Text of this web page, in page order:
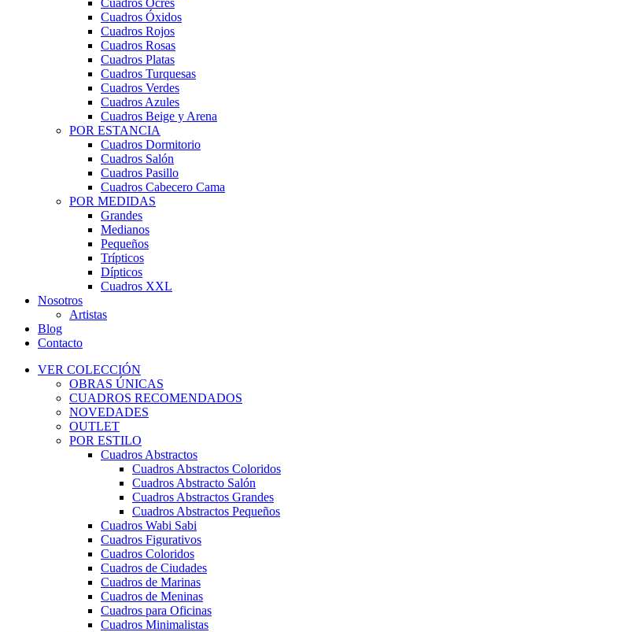
Cuadros Ocres
Cuadros Óxidos
Cuadros Rojos
Cuadros Rosas
Cuadros Platas
Cuadros Turquesas
Cuadros Verdes
Cuadros Azules
Cuadros Beige y Arena
POR ESTANCIA
Cuadros Dormitorio
Cuadros Salón
Cuadros Pasillo
Cuadros Cabecero Cama
POR MEDIDAS
Grandes
Medianos
Pequeños
Trípticos
Dípticos
Cuadros XXL
Nosotros
Artistas
Blog
Contacto
VER COLECCIÓN
OBRAS ÚNICAS
CUADROS RECOMENDADOS
NOVEDADES
OUTLET
POR ESTILO
Cuadros Abstractos
Cuadros Abstractos Coloridos
Cuadros Abstracto Salón
Cuadros Abstractos Grandes
Cuadros Abstractos Pequeños
Cuadros Wabi Sabi
Cuadros Figurativos
Cuadros Coloridos
Cuadros de Ciudades
Cuadros de Marinas
Cuadros de Meninas
Cuadros para Oficinas
Cuadros Minimalistas